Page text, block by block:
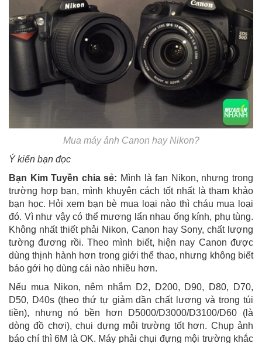
Mua máy ảnh Canon hay Nikon?
Ý kiến bạn đọc
Bạn Kim Tuyền chia sẻ: Mình là fan Nikon, nhưng trong
trường hợp bạn, mình khuyên cách tốt nhất là tham khảo
bạn học. Hỏi xem bạn bè mua loại nào thì cháu mua loại
đó. Vì như vậy có thể mương lẩn nhau ống kính, phụ tùng.
Không nhất thiết phải Nikon, Canon hay Sony, chất lượng
tường đương rồi. Theo mình biết, hiện nay Canon được
dùng thịnh hành hơn trong giới thể thao, nhưng không biết
báo gới họ dùng cái nào nhiều hơn.
Nếu mua Nikon, nêm nhắm D2, D200, D90, D80, D70,
D50, D40s (theo thứ tự giảm dần chất lương và trong túi
tiền), nhưng nó bền hơn D5000/D3000/D3100/D60 (là
dòng đồ chơi), chui dựng môi trường tốt hơn. Chụp ảnh
báo chí thì 6M là OK. Máy phải chụi đựng mội trường khắc